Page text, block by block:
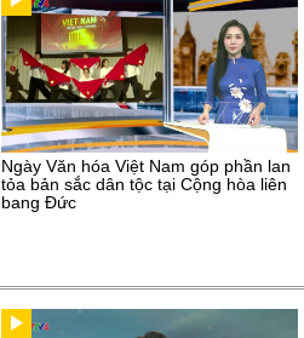
Ngày Văn hóa Việt Nam góp phần lan
tỏa bản sắc dân tộc tại Cộng hòa liên
bang Đức